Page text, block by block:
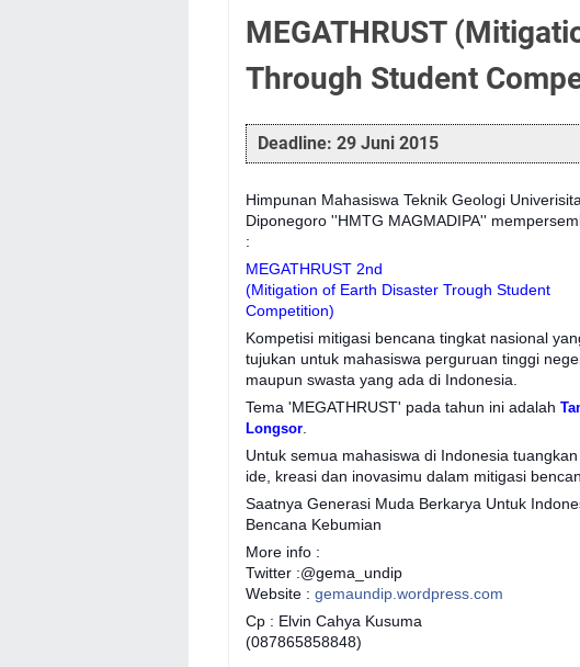
MEGATHRUST
Through Student
Deadline: 29 Juni 2015
Himpunan Mahasiswa Teknik Geologi
Diponegoro ''HMTG MAGMADIPA''
:
MEGATHRUST 2nd
(Mitigation of Earth Disaster Trough Student
Competition)
Kompetisi mitigasi bencana tingkat nasional
tujukan untuk mahasiswa perguruan tinggi
maupun swasta yang ada di Indonesia.
Tema 'MEGATHRUST' pada tahun ini adalah
Longsor
Untuk semua mahasiswa di Indonesia
ide, kreasi dan inovasimu dalam mitigasi
Saatnya Generasi Muda Berkarya Untuk
Bencana Kebumian
More info :
Twitter :@gema_undip
Website : gemaundip.wordpress.com
Cp : Elvin Cahya Kusuma
(087865858848)